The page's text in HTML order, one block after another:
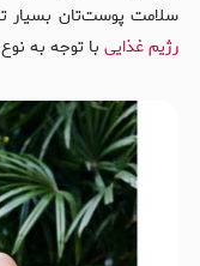
سلامت پوست‌تان بسیار
رژیم غذاییبا توجه به